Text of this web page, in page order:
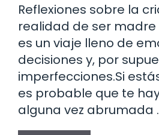
Reflexiones sobre la
realidad de ser
es un viaje lleno de
decisiones y, por
imperfecciones.Si
es probable que te
alguna vez abrumada